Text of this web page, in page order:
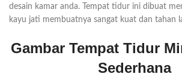
desain kamar anda. Tempat tidur ini dibuat
kayu jati membuatnya sangat kuat dan tahan
Gambar Tempat Tidur
Sederhana